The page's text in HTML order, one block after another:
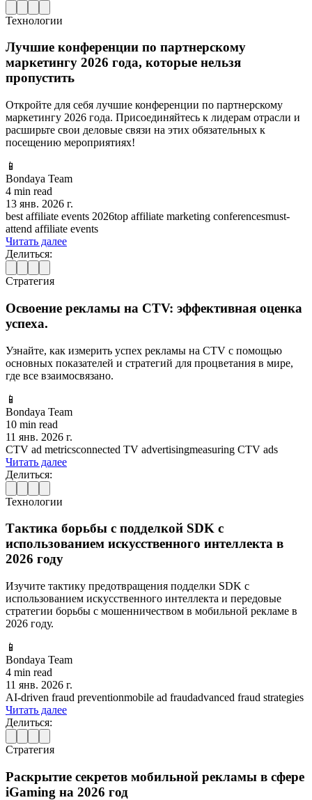
Технологии
Лучшие конференции по партнерскому
маркетингу 2026 года, которые нельзя
пропустить
Откройте для себя лучшие конференции по партнерскому
маркетингу 2026 года. Присоединяйтесь к лидерам отрасли и
расширьте свои деловые связи на этих обязательных к
посещению мероприятиях!
📱
Bondaya Team
4 min read
13 янв. 2026 г.
best affiliate events 2026top affiliate marketing conferencesmust-
attend affiliate events
Читать далее
Делиться:
Стратегия
Освоение рекламы на CTV: эффективная оценка
успеха.
Узнайте, как измерить успех рекламы на CTV с помощью
основных показателей и стратегий для процветания в мире,
где все взаимосвязано.
📱
Bondaya Team
10 min read
11 янв. 2026 г.
CTV ad metricsconnected TV advertisingmeasuring CTV ads
Читать далее
Делиться:
Технологии
Тактика борьбы с подделкой SDK с
использованием искусственного интеллекта в
2026 году
Изучите тактику предотвращения подделки SDK с
использованием искусственного интеллекта и передовые
стратегии борьбы с мошенничеством в мобильной рекламе в
2026 году.
📱
Bondaya Team
4 min read
11 янв. 2026 г.
AI-driven fraud preventionmobile ad fraudadvanced fraud strategies
Читать далее
Делиться:
Стратегия
Раскрытие секретов мобильной рекламы в сфере
iGaming на 2026 год